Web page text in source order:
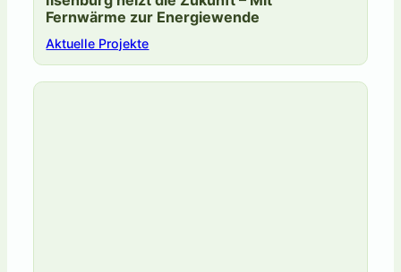
Fernwärme zur Energiewende
Aktuelle Projekte